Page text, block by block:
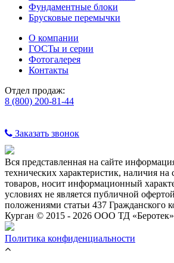
Фундаментные блоки
Брусковые перемычки
О компании
ГОСТы и серии
Фотогалерея
Контакты
Отдел продаж:
8 (800) 200-81-44
Заказать звонок
Вся представленная на сайте
технических характеристик, наличия на
товаров, носит информационный
условиях не является публичной
положениями статьи 437 Гражданского
Курган © 2015 - 2026 ООО ТД «Беротек»
Политика конфиденциальности